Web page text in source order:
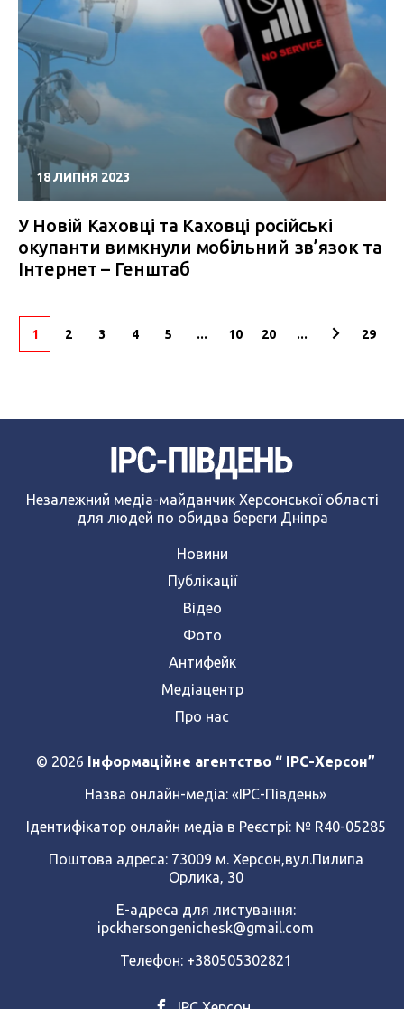
18 ЛИПНЯ 2023
У Новій Каховці та Каховці російські
окупанти вимкнули мобільний зв’язок та
Інтернет – Генштаб
1 2 3 4 5 ... 10 20 ... 29
Незалежний медіа-майданчик Херсонської області
для людей по обидва береги Дніпра
Новини
Публікації
Відео
Фото
Антифейк
Медіацентр
Про нас
© 2026 Інформаційне агентство “ IPC-Херсон”
Назва онлайн-медіа: «ІРС-Південь»
Ідентифікатор онлайн медіа в Реєстрі: № R40-05285
Поштова адреса: 73009 м. Херсон,вул.Пилипа
Орлика, 30
Е-адреса для листування:
ipckhersongenichesk@gmail.com
Телефон: +380505302821